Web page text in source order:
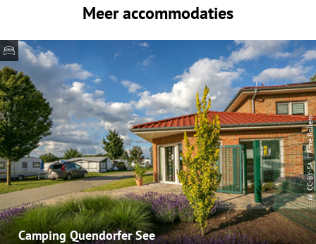
Meer accommodaties
Camping Quendorfer See
©
CC-BY-SA
| Anne Rollero